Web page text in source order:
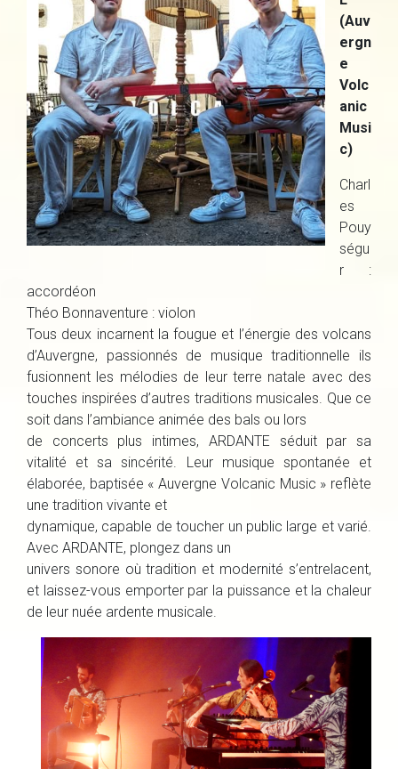
(Auv
ergn
e
Volc
anic
Musi
c)
Charl
es
Pouy
ségu
r :
accordéon
Théo Bonnaventure : violon
Tous deux incarnent la fougue et l’énergie des volcans
d’Auvergne, passionnés de musique traditionnelle ils
fusionnent les mélodies de leur terre natale avec des
touches inspirées d’autres traditions musicales. Que ce
soit dans l’ambiance animée des bals ou lors
de concerts plus intimes, ARDANTE séduit par sa
vitalité et sa sincérité. Leur musique spontanée et
élaborée, baptisée « Auvergne Volcanic Music » reflète
une tradition vivante et
dynamique, capable de toucher un public large et varié.
Avec ARDANTE, plongez dans un
univers sonore où tradition et modernité s’entrelacent,
et laissez-vous emporter par la puissance et la chaleur
de leur nuée ardente musicale.